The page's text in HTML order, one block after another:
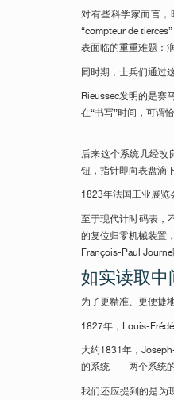
对有些科学家而言
“compteur de
表面临的重重难题：
同时期，士兵们通过
Rieussec发明的是赛
在“书写”时间，可谓
后来这个系统几经改
钮，指针即向表盘滴
1823年法国工业展览
至于现代计时码表，
的复位归零机械装置
François-Paul
如实读取中
为了更精准、更便捷
1827年，Louis-
大约1831年，
的系统——两个系统的
我们还应提到的是为